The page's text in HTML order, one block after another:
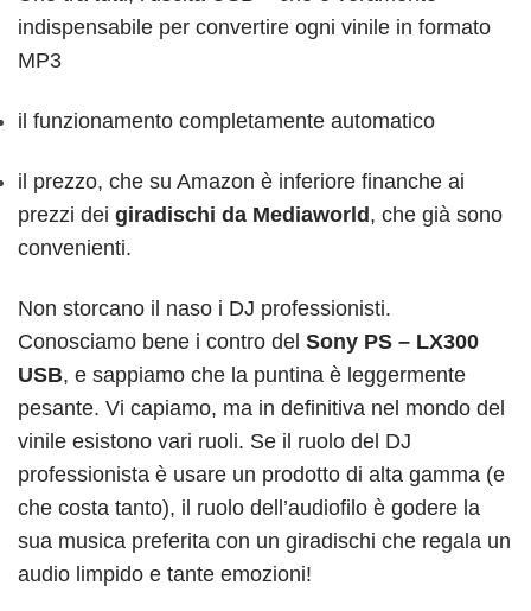
indispensabile per convertire ogni vinile in formato
MP3
il funzionamento completamente automatico
il prezzo, che su Amazon è inferiore finanche ai
prezzi dei giradischi da Mediaworld, che già sono
convenienti.
Non storcano il naso i DJ professionisti.
Conosciamo bene i contro del Sony PS – LX300
USB, e sappiamo che la puntina è leggermente
pesante. Vi capiamo, ma in definitiva nel mondo del
vinile esistono vari ruoli. Se il ruolo del DJ
professionista è usare un prodotto di alta gamma (e
che costa tanto), il ruolo dell’audiofilo è godere la
sua musica preferita con un giradischi che regala un
audio limpido e tante emozioni!